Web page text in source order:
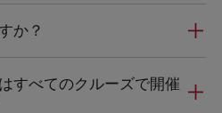
か？
すべてのクルーズで開催